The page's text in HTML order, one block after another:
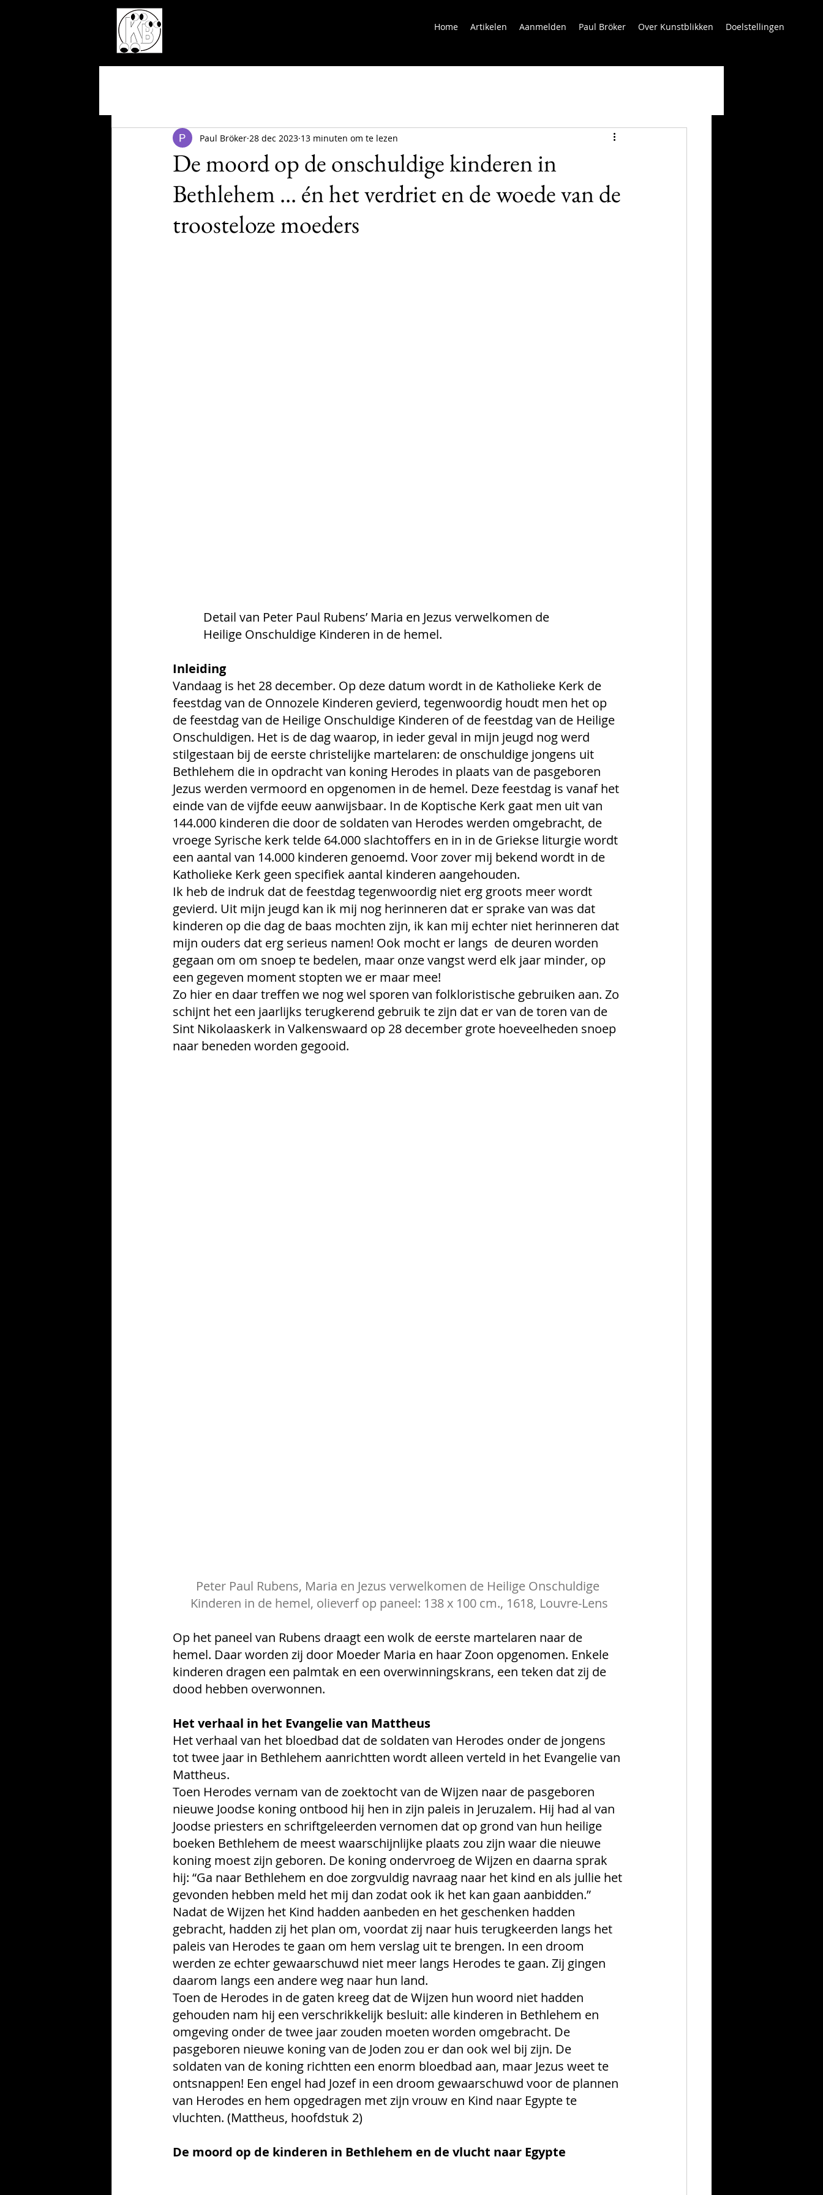
Home Artikelen Aanmelden Paul Bröker Over Kunstblikken Doelstellingen
De moord op de onschuldige kinderen in
Bethlehem ... én het verdriet en de woede van de
troosteloze moeders
Paul Bröker 28 dec 2023 13 minuten om te lezen
          Detail van Peter Paul Rubens’ Maria en Jezus verwelkomen de
          Heilige Onschuldige Kinderen in de hemel.
Inleiding
Vandaag is het 28 december. Op deze datum wordt in de Katholieke Kerk de
feestdag van de Onnozele Kinderen gevierd, tegenwoordig houdt men het op
de feestdag van de Heilige Onschuldige Kinderen of de feestdag van de Heilige
Onschuldigen. Het is de dag waarop, in ieder geval in mijn jeugd nog werd
stilgestaan bij de eerste christelijke martelaren: de onschuldige jongens uit
Bethlehem die in opdracht van koning Herodes in plaats van de pasgeboren
Jezus werden vermoord en opgenomen in de hemel. Deze feestdag is vanaf het
einde van de vijfde eeuw aanwijsbaar. In de Koptische Kerk gaat men uit van
144.000 kinderen die door de soldaten van Herodes werden omgebracht, de
vroege Syrische kerk telde 64.000 slachtoffers en in in de Griekse liturgie wordt
een aantal van 14.000 kinderen genoemd. Voor zover mij bekend wordt in de
Katholieke Kerk geen specifiek aantal kinderen aangehouden.
Ik heb de indruk dat de feestdag tegenwoordig niet erg groots meer wordt
gevierd. Uit mijn jeugd kan ik mij nog herinneren dat er sprake van was dat
kinderen op die dag de baas mochten zijn, ik kan mij echter niet herinneren dat
mijn ouders dat erg serieus namen! Ook mocht er langs  de deuren worden
gegaan om om snoep te bedelen, maar onze vangst werd elk jaar minder, op
een gegeven moment stopten we er maar mee!
Zo hier en daar treffen we nog wel sporen van folkloristische gebruiken aan. Zo
schijnt het een jaarlijks terugkerend gebruik te zijn dat er van de toren van de
Sint Nikolaaskerk in Valkenswaard op 28 december grote hoeveelheden snoep
naar beneden worden gegooid.
Peter Paul Rubens, Maria en Jezus verwelkomen de Heilige Onschuldige
Kinderen in de hemel, olieverf op paneel: 138 x 100 cm., 1618, Louvre-Lens
Op het paneel van Rubens draagt een wolk de eerste martelaren naar de
hemel. Daar worden zij door Moeder Maria en haar Zoon opgenomen. Enkele
kinderen dragen een palmtak en een overwinningskrans, een teken dat zij de
dood hebben overwonnen.
Het verhaal in het Evangelie van Mattheus
Het verhaal van het bloedbad dat de soldaten van Herodes onder de jongens
tot twee jaar in Bethlehem aanrichtten wordt alleen verteld in het Evangelie van
Mattheus.
Toen Herodes vernam van de zoektocht van de Wijzen naar de pasgeboren
nieuwe Joodse koning ontbood hij hen in zijn paleis in Jeruzalem. Hij had al van
Joodse priesters en schriftgeleerden vernomen dat op grond van hun heilige
boeken Bethlehem de meest waarschijnlijke plaats zou zijn waar die nieuwe
koning moest zijn geboren. De koning ondervroeg de Wijzen en daarna sprak
hij: “Ga naar Bethlehem en doe zorgvuldig navraag naar het kind en als jullie het
gevonden hebben meld het mij dan zodat ook ik het kan gaan aanbidden.”
Nadat de Wijzen het Kind hadden aanbeden en het geschenken hadden
gebracht, hadden zij het plan om, voordat zij naar huis terugkeerden langs het
paleis van Herodes te gaan om hem verslag uit te brengen. In een droom
werden ze echter gewaarschuwd niet meer langs Herodes te gaan. Zij gingen
daarom langs een andere weg naar hun land.
Toen de Herodes in de gaten kreeg dat de Wijzen hun woord niet hadden
gehouden nam hij een verschrikkelijk besluit: alle kinderen in Bethlehem en
omgeving onder de twee jaar zouden moeten worden omgebracht. De
pasgeboren nieuwe koning van de Joden zou er dan ook wel bij zijn. De
soldaten van de koning richtten een enorm bloedbad aan, maar Jezus weet te
ontsnappen! Een engel had Jozef in een droom gewaarschuwd voor de plannen
van Herodes en hem opgedragen met zijn vrouw en Kind naar Egypte te
vluchten. (Mattheus, hoofdstuk 2)
De moord op de kinderen in Bethlehem en de vlucht naar Egypte